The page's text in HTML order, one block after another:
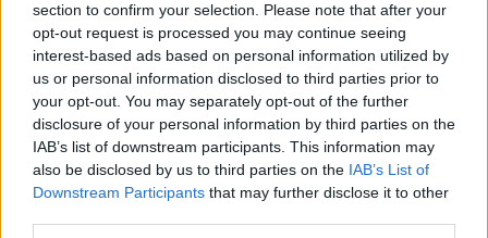
section to confirm your selection. Please note that after your
opt-out request is processed you may continue seeing
interest-based ads based on personal information utilized by
us or personal information disclosed to third parties prior to
your opt-out. You may separately opt-out of the further
disclosure of your personal information by third parties on the
IAB’s list of downstream participants. This information may
also be disclosed by us to third parties on the IAB’s List of
Downstream Participants that may further disclose it to other
CRIPTOMONEDAS